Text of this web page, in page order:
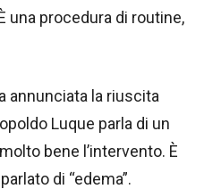
una procedura di routine,
annunciata la riuscita
Luque parla di un
bene l’intervento. È
di “edema”.